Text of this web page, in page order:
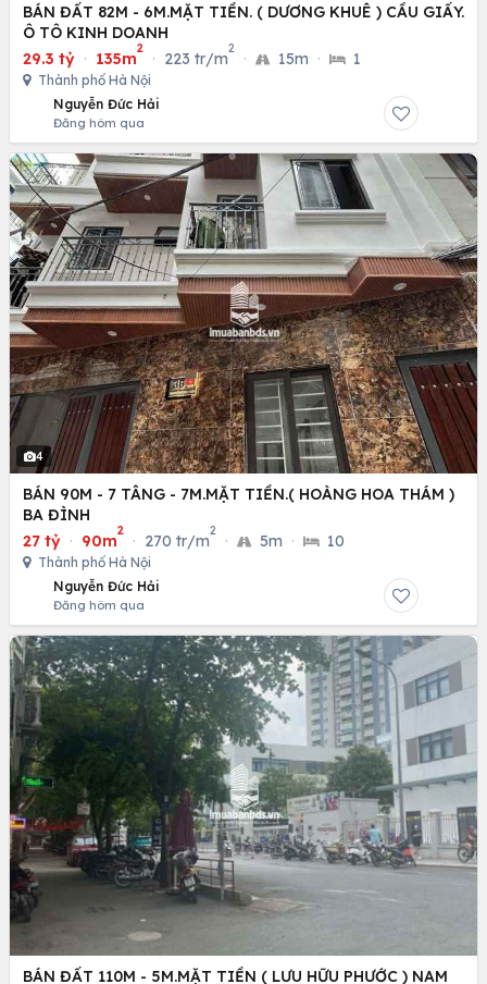
BÁN ĐẤT 82M - 6M.MẶT TIỀN. ( DƯƠNG KHUÊ ) CẦU GIẤY.
Ô TÔ KINH DOANH
29.3 tỷ · 135m
2
· 223 tr/m
2
· 15m · 1
Thành phố Hà Nội
Nguyễn Đức Hải
Đăng hôm qua
4
BÁN 90M - 7 TÂNG - 7M.MẶT TIỀN.( HOÀNG HOA THÁM )
BA ĐÌNH
27 tỷ · 90m
2
· 270 tr/m
2
· 5m · 10
Thành phố Hà Nội
Nguyễn Đức Hải
Đăng hôm qua
BÁN ĐẤT 110M - 5M.MẶT TIỀN ( LƯU HỮU PHƯỚC ) NAM